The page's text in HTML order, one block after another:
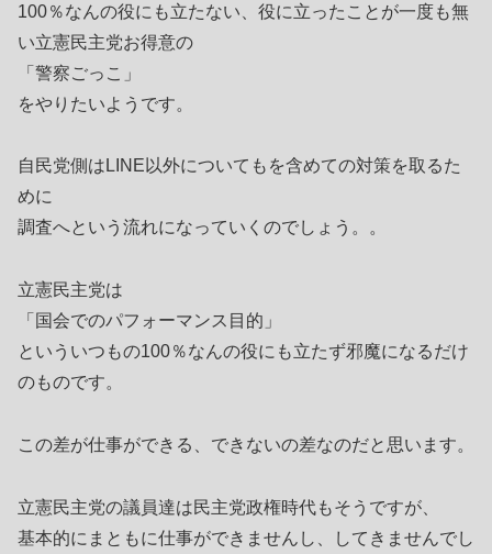
100％なんの役にも立たない、役に立ったことが一度も無
い立憲民主党お得意の
「警察ごっこ」
をやりたいようです。
自民党側はLINE以外についてもを含めての対策を取るた
めに
調査へという流れになっていくのでしょう。。
立憲民主党は
「国会でのパフォーマンス目的」
といういつもの100％なんの役にも立たず邪魔になるだけ
のものです。
この差が仕事ができる、できないの差なのだと思います。
立憲民主党の議員達は民主党政権時代もそうですが、
基本的にまともに仕事ができませんし、してきませんでし